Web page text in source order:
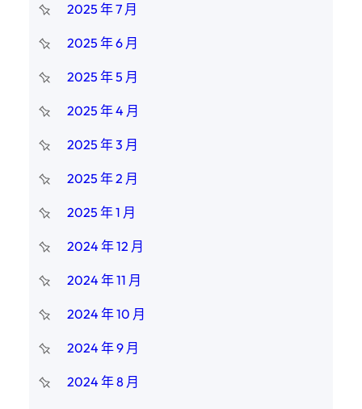
2025 年 7 月
2025 年 6 月
2025 年 5 月
2025 年 4 月
2025 年 3 月
2025 年 2 月
2025 年 1 月
2024 年 12 月
2024 年 11 月
2024 年 10 月
2024 年 9 月
2024 年 8 月